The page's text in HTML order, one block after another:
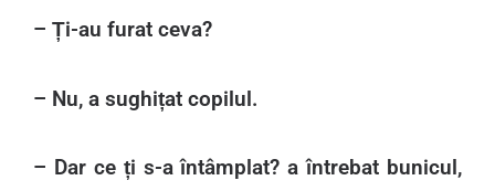
– Ți-au furat ceva?
– Nu, a sughițat copilul.
– Dar ce ți s-a întâmplat? a întrebat bunicul,